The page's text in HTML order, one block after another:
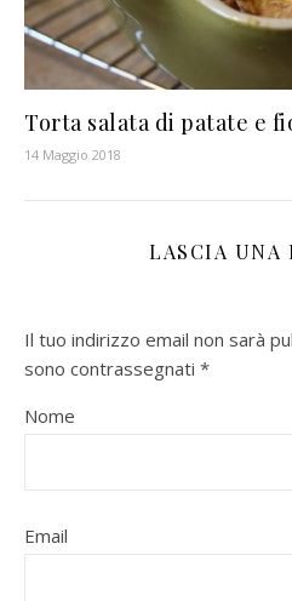
Torta salata di patate e
14 Maggio 2018
LASCIA UNA
Il tuo indirizzo email non sarà
sono contrassegnati *
Nome
Email